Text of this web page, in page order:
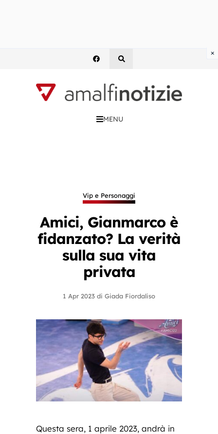
MENU
Vip e Personaggi
Amici, Gianmarco è
fidanzato? La verità
sulla sua vita
privata
1 Apr 2023 di Giada Fiordaliso
Questa sera, 1 aprile 2023, andrà in
×